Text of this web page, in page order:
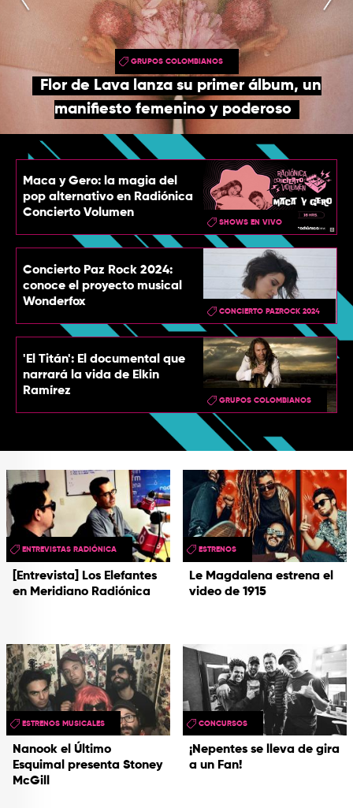
TOP
QUIÉNES SOMOS
CONTACTO
GRUPOS COLOMBIANOS
Flor de Lava lanza su primer álbum, un
manifiesto femenino y poderoso
Maca y Gero: la magia del
pop alternativo en Radiónica
Concierto Volumen
SHOWS EN VIVO
Concierto Paz Rock 2024:
conoce el proyecto musical
Wonderfox
CONCIERTO PAZROCK 2024
'El Titán': El documental que
narrará la vida de Elkin
Ramírez
GRUPOS COLOMBIANOS
[Entrevista] Los Elefantes
en Meridiano Radiónica
ENTREVISTAS RADIÓNICA
Le Magdalena estrena el
video de 1915
ESTRENOS
Nanook el Último
Esquimal presenta Stoney
McGill
ESTRENOS MUSICALES
¡Nepentes se lleva de gira
a un Fan!
CONCURSOS